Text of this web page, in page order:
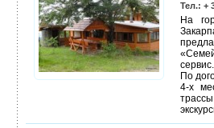
Тел.: +
На
По
4-х